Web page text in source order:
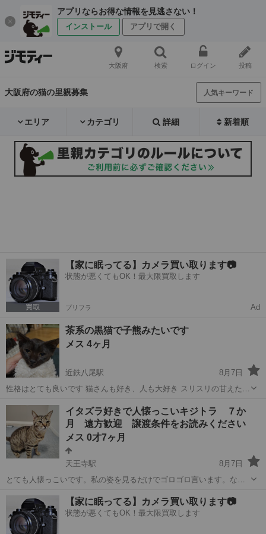
アプリならお得な情報を見逃さない！
インストール アプリで開く
大阪府 検索 ログイン 投稿
大阪府の猫の里親募集 人気キーワード
エリア カテゴリ 詳細 新着順
【家に眠ってる】カメラ買い取ります📷
状態が悪くてもOK！最大限買取します
プリフラ Ad
茶系の黒猫で子熊みたいです
メス 4ヶ月
近鉄八尾駅
8月7日
性格はとても良いです 猫さんも好き、人も大好き スリスリの甘えたさ
ですが、健康です 8月8日土曜日大阪府八尾市での譲渡会に参加します
譲渡会にお見合いにお...
大阪 八尾市 近鉄八尾駅 猫
イタズラ好きで人懐っこいキジトラ ７か
月 遠方歓迎 譲渡条件をお読みください
メス 0才7ヶ月
天王寺駅
8月7日
とても人懐っこいです。私の姿を見るだけでゴロゴロ言います。なん
ズラ好きな猫です。 無駄に鳴くこともないので飼いやすいと思いま
す。 仲の良い兄妹が３匹います。原...
天王寺駅 猫 条件
【家に眠ってる】カメラ買い取ります📷
状態が悪くてもOK！最大限買取します